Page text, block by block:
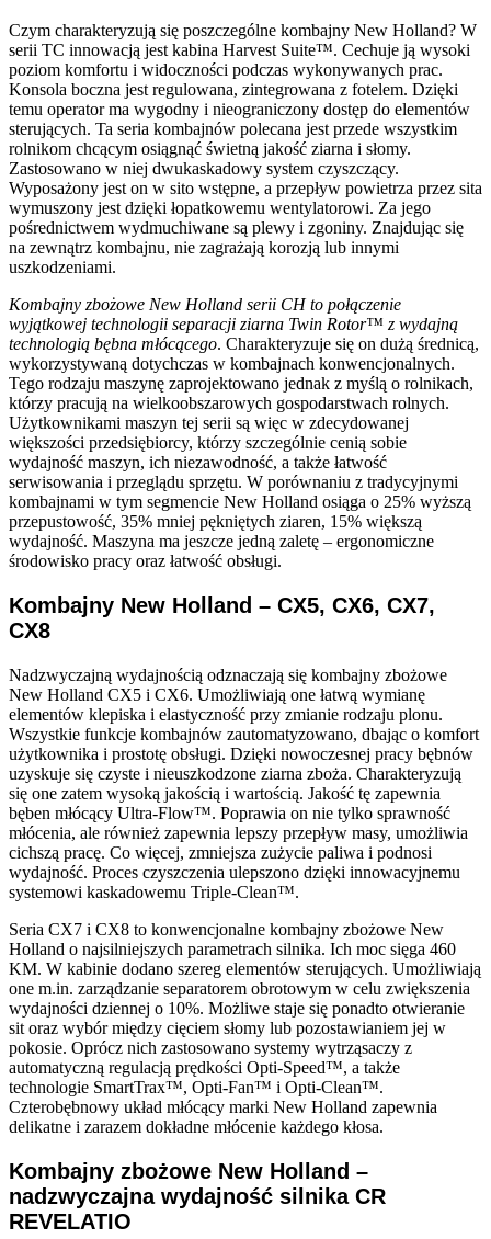
Czym charakteryzują się poszczególne kombajny New Holland? W
serii TC innowacją jest kabina Harvest Suite™. Cechuje ją wysoki
poziom komfortu i widoczności podczas wykonywanych prac.
Konsola boczna jest regulowana, zintegrowana z fotelem. Dzięki
temu operator ma wygodny i nieograniczony dostęp do elementów
sterujących. Ta seria kombajnów polecana jest przede wszystkim
rolnikom chcącym osiągnąć świetną jakość ziarna i słomy.
Zastosowano w niej dwukaskadowy system czyszczący.
Wyposażony jest on w sito wstępne, a przepływ powietrza przez sita
wymuszony jest dzięki łopatkowemu wentylatorowi. Za jego
pośrednictwem wydmuchiwane są plewy i zgoniny. Znajdując się
na zewnątrz kombajnu, nie zagrażają korozją lub innymi
uszkodzeniami.
Kombajny zbożowe New Holland serii CH to połączenie
wyjątkowej technologii separacji ziarna Twin Rotor™ z wydajną
technologią bębna młócącego. Charakteryzuje się on dużą średnicą,
wykorzystywaną dotychczas w kombajnach konwencjonalnych.
Tego rodzaju maszynę zaprojektowano jednak z myślą o rolnikach,
którzy pracują na wielkoobszarowych gospodarstwach rolnych.
Użytkownikami maszyn tej serii są więc w zdecydowanej
większości przedsiębiorcy, którzy szczególnie cenią sobie
wydajność maszyn, ich niezawodność, a także łatwość
serwisowania i przeglądu sprzętu. W porównaniu z tradycyjnymi
kombajnami w tym segmencie New Holland osiąga o 25% wyższą
przepustowość, 35% mniej pękniętych ziaren, 15% większą
wydajność. Maszyna ma jeszcze jedną zaletę – ergonomiczne
środowisko pracy oraz łatwość obsługi.
Kombajny New Holland – CX5, CX6, CX7,
CX8
Nadzwyczajną wydajnością odznaczają się kombajny zbożowe
New Holland CX5 i CX6. Umożliwiają one łatwą wymianę
elementów klepiska i elastyczność przy zmianie rodzaju plonu.
Wszystkie funkcje kombajnów zautomatyzowano, dbając o komfort
użytkownika i prostotę obsługi. Dzięki nowoczesnej pracy bębnów
uzyskuje się czyste i nieuszkodzone ziarna zboża. Charakteryzują
się one zatem wysoką jakością i wartością. Jakość tę zapewnia
bęben młócący Ultra-Flow™. Poprawia on nie tylko sprawność
młócenia, ale również zapewnia lepszy przepływ masy, umożliwia
cichszą pracę. Co więcej, zmniejsza zużycie paliwa i podnosi
wydajność. Proces czyszczenia ulepszono dzięki innowacyjnemu
systemowi kaskadowemu Triple-Clean™.
Seria CX7 i CX8 to konwencjonalne kombajny zbożowe New
Holland o najsilniejszych parametrach silnika. Ich moc sięga 460
KM. W kabinie dodano szereg elementów sterujących. Umożliwiają
one m.in. zarządzanie separatorem obrotowym w celu zwiększenia
wydajności dziennej o 10%. Możliwe staje się ponadto otwieranie
sit oraz wybór między cięciem słomy lub pozostawianiem jej w
pokosie. Oprócz nich zastosowano systemy wytrząsaczy z
automatyczną regulacją prędkości Opti-Speed™, a także
technologie SmartTrax™, Opti-Fan™ i Opti-Clean™.
Czterobębnowy układ młócący marki New Holland zapewnia
delikatne i zarazem dokładne młócenie każdego kłosa.
Kombajny zbożowe New Holland –
nadzwyczajna wydajność silnika CR
REVELATIO